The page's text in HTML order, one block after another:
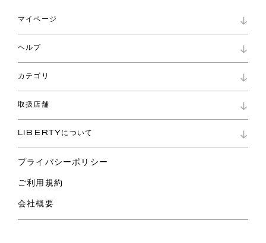
マイページ
ロイヤリティプログラム
パスワード再設定
ショッピングバッグ
ヘルプ
お問い合わせ
よくあるご質問
ご利用ガイド
カテゴリ
コレクション
ファブリックス
バッグ
スカーフ
ウェア
ライフスタイル
スペシャル
取扱店舗
リバティ・ファブリックス
LIBERTYについて
プライバシーポリシー
ご利用規約
会社概要